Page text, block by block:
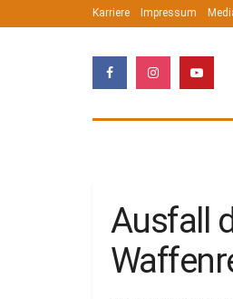
Karriere Impressum
Ausfall